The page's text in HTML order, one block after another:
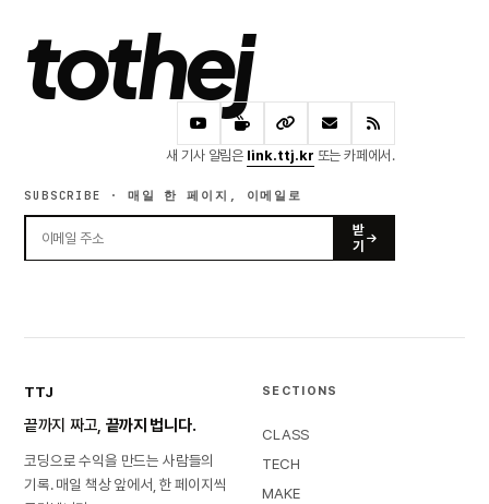
tothej
새 기사 알림은 link.ttj.kr 또는 카페에서.
SUBSCRIBE · 매일 한 페이지, 이메일로
받
기
TTJ
끝까지 짜고, 끝까지 법니다.
코딩으로 수익을 만드는 사람들의
기록. 매일 책상 앞에서, 한 페이지씩
SECTIONS
CLASS
TECH
MAKE